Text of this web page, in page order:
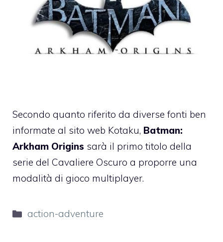
Secondo quanto riferito da diverse fonti ben
informate al sito web Kotaku, Batman:
Arkham Origins sarà il primo titolo della
serie del Cavaliere Oscuro a proporre una
modalità di gioco multiplayer.
Categorie
action-adventure